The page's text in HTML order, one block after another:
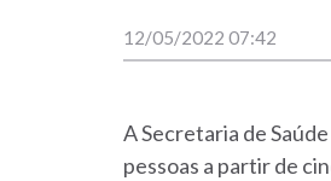
12/05/2022 07:42
A Secretaria de
pessoas a partir de